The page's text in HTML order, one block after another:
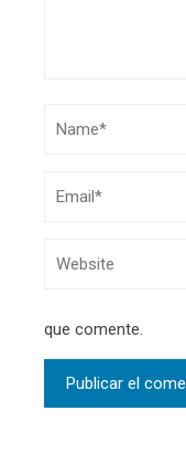
que comente.